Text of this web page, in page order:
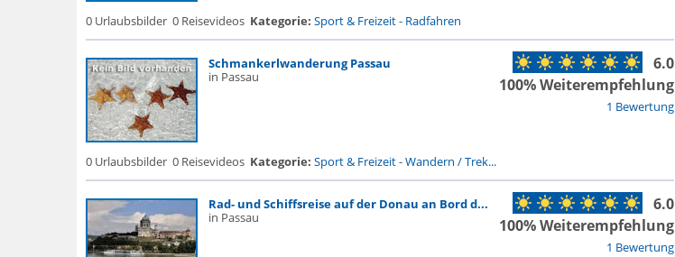
0 Urlaubsbilder 0 Reisevideos Kategorie: Sport & Freizeit- Radfahren
Schmankerlwanderung Passau
in Passau
1 Bewertung
6.0
100% Weiterempfehlung
0 Urlaubsbilder 0 Reisevideos Kategorie: Sport & Freizeit-Wandern / Trek...
Rad- und Schiffsreise auf der Donau an Bord d...
in Passau
1 Bewertung
6.0
100% Weiterempfehlung